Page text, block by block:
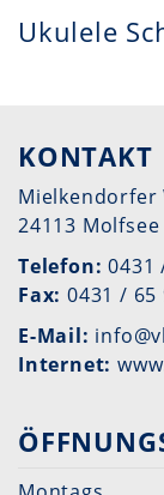
Ukulele
KONTAKT
Mielkendorfer
24113 Molfsee
Telefon: 0431
Fax: 0431 / 65
E-Mail:
Internet: